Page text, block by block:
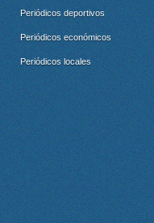
Periódicos deportivos
Periódicos económicos
Periódicos locales